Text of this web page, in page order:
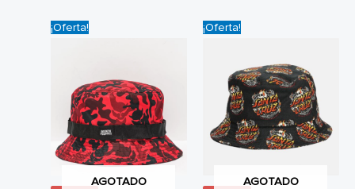
¡Oferta!
AGOTADO
¡Oferta!
AGOTADO